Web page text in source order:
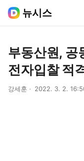
뉴시스
부동산원, 공
전자입찰 적
강세훈 2022. 3. 2.